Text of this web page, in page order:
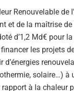
Renouvelable de
et de la maîtrise de
d’1,2 Md€ pour
les projets
d’énergies
solaire…) à
à la chaleur